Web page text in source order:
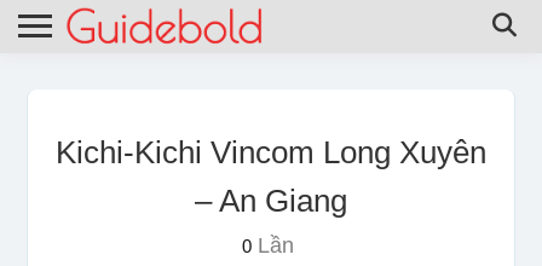
Kichi-Kichi Vincom Long Xuyên
– An Giang
0Lần